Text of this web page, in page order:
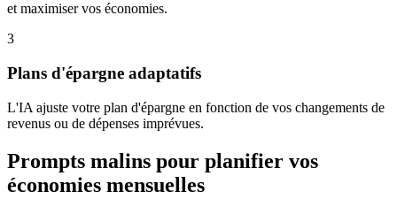
et maximiser vos économies.
3
Plans d'épargne adaptatifs
L'IA ajuste votre plan d'épargne en fonction de vos changements de
revenus ou de dépenses imprévues.
Prompts malins pour planifier vos
économies mensuelles